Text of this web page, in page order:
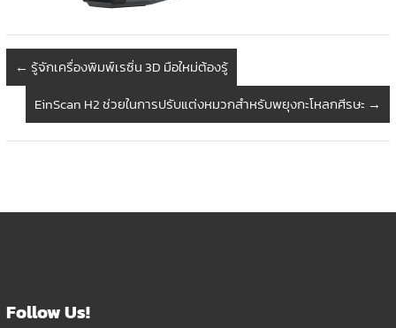
← รู้จักเครื่องพิมพ์เรซิ่น 3D มือใหม่ต้องรู้
EinScan H2 ช่วยในการปรับแต่งหมวกสำหรับพยุงกะโหลกศีรษะ →
Follow Us!